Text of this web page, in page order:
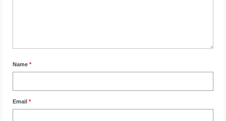
Name *
Email *